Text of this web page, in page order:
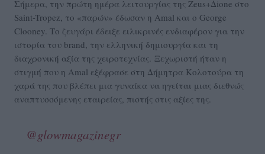
Σήμερα, την πρώτη ημέρα λειτουργίας της Zeus+Δione στο
Saint-Tropez, το «παρών» έδωσαν η Amal και ο George
Clooney. Το ζευγάρι έδειξε ειλικρινές ενδιαφέρον για την
ιστορία του brand, την ελληνική δημιουργία και τη
διαχρονική αξία της χειροτεχνίας. Ξεχωριστή ήταν η
στιγμή που η Amal εξέφρασε στη Δήμητρα Κολοτούρα τη
χαρά της που βλέπει μια γυναίκα να ηγείται μιας διεθνώς
αναπτυσσόμενης εταιρείας, πιστής στις αξίες της.
@glowmagazinegr